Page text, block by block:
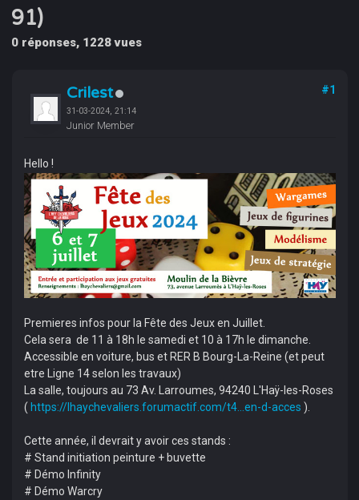
91)
0 réponses, 1228 vues
Crilest
31-03-2024, 21:14
Junior Member
#1
Hello !
Premieres infos pour la Fête des Jeux en Juillet.
Cela sera de 11 à 18h le samedi et 10 à 17h le dimanche.
Accessible en voiture, bus et RER B Bourg-La-Reine (et peut
etre Ligne 14 selon les travaux)
La salle, toujours au 73 Av. Larroumes, 94240 L'Haÿ-les-Roses
(https://lhaychevaliers.forumactif.com/t4...en-d-acces ).
Cette année, il devrait y avoir ces stands :
# Stand initiation peinture + buvette
# Démo Infinity
# Démo Warcry